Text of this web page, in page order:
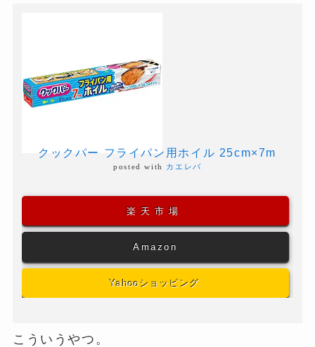
クックパー フライパン用ホイル 25cm×7m
posted with カエレバ
楽天市場
Amazon
Yahooショッピング
こういうやつ。